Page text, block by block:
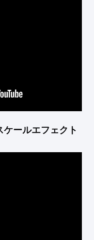
ールエフェクト